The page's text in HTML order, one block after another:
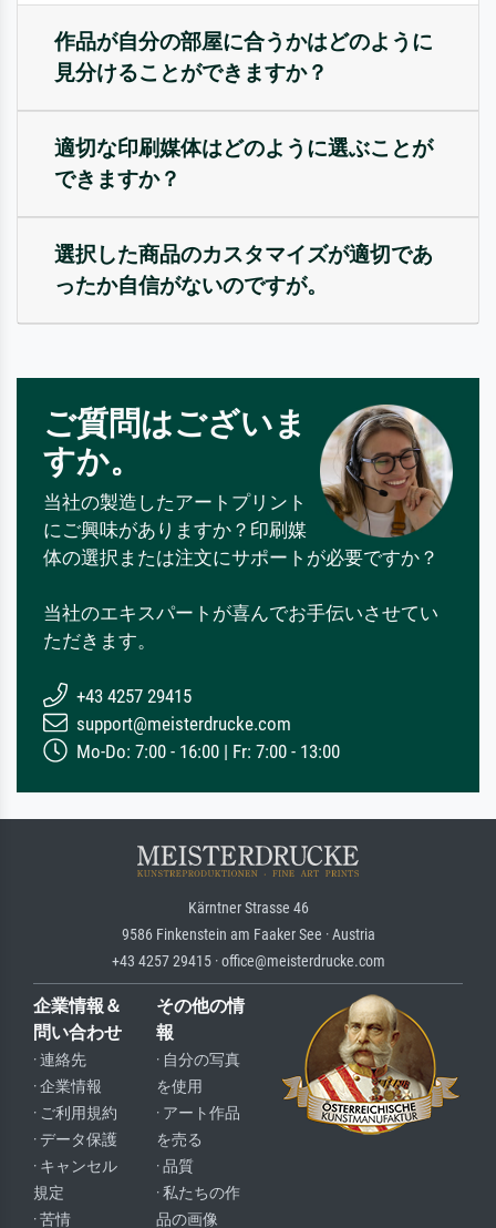
作品が自分の部屋に合うかはどのように
見分けることができますか？
適切な印刷媒体はどのように選ぶことが
できますか？
選択した商品のカスタマイズが適切であ
ったか自信がないのですが。
ご質問はございま
すか。
当社の製造したアートプリント
にご興味がありますか？印刷媒
体の選択または注文にサポートが必要ですか？
当社のエキスパートが喜んでお手伝いさせてい
ただきます。
+43 4257 29415
support@meisterdrucke.com
Mo-Do: 7:00 - 16:00 | Fr: 7:00 - 13:00
Kärntner Strasse 46
9586 Finkenstein am Faaker See · Austria
+43 4257 29415 · office@meisterdrucke.com
企業情報＆
問い合わせ
· 連絡先
· 企業情報
· ご利用規約
· データ保護
· キャンセル
規定
· 苦情
その他の情
報
· 自分の写真
を使用
· アート作品
を売る
· 品質
· 私たちの作
品の画像